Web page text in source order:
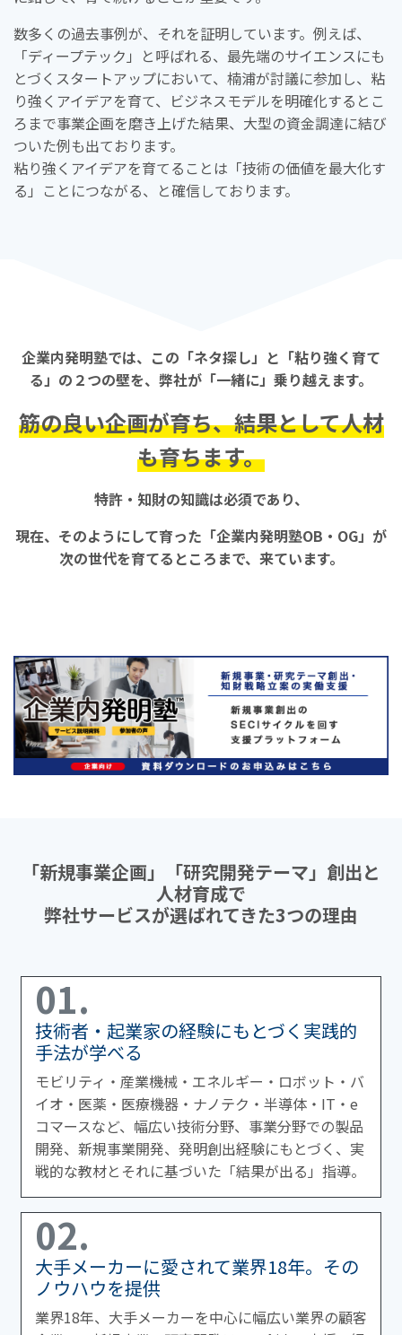
数多くの過去事例が、それを証明しています。例えば、
「ディープテック」と呼ばれる、最先端のサイエンスにも
とづくスタートアップにおいて、楠浦が討議に参加し、粘
り強くアイデアを育て、ビジネスモデルを明確化するとこ
ろまで事業企画を磨き上げた結果、大型の資金調達に結び
ついた例も出ております。
粘り強くアイデアを育てることは「技術の価値を最大化す
る」ことにつながる、と確信しております。
企業内発明塾では、この「ネタ探し」と「粘り強く育て
る」の２つの壁を、弊社が「一緒に」乗り越えます。
筋の良い企画が育ち、結果として人材
も育ちます。
特許・知財の知識は必須であり、
現在、そのようにして育った「企業内発明塾OB・OG」が
次の世代を育てるところまで、来ています。
「新規事業企画」「研究開発テーマ」創出と
人材育成で
弊社サービスが選ばれてきた3つの理由
01.
技術者・起業家の経験にもとづく実践的
手法が学べる
モビリティ・産業機械・エネルギー・ロボット・バ
イオ・医薬・医療機器・ナノテク・半導体・IT・e
コマースなど、幅広い技術分野、事業分野での製品
開発、新規事業開発、発明創出経験にもとづく、実
戦的な教材とそれに基づいた「結果が出る」指導。
02.
大手メーカーに愛されて業界18年。その
ノウハウを提供
業界18年、大手メーカーを中心に幅広い業界の顧客